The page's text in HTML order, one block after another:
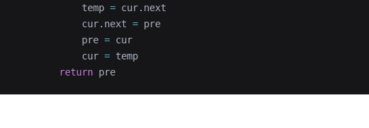
            temp
= cur.next
            cur.next
= pre
            pre
= cur
            cur
= temp
        return
pre